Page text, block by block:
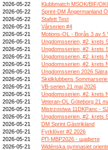
2026-05-22
Klubbmatch MSOK/BIF/
2026-05-22
Sprint-DM Ångermanland
2026-05-22
Stafett Test
2026-05-21
Vårserien #4
2026-05-21
Motions-OL - Borås 3 av 5
2026-05-21
Ungdomsserien, #2, krets
2026-05-21
Ungdomsserien, #2, krets
2026-05-21
Ungdomsserien, #2, krets
2026-05-21
Ungdomsserien, #2, krets
2026-05-21
Ungdomsserien 2026 Sätra
2026-05-21
Skidklubbens
2026-05-21
VB-serien 21 maj 2026
2026-05-21
Ungdomsserien, #2, krets
2026-05-21
Veteran-OL Göteborg 21
2026-05-21
Mistrzostwa 11DKPanc -
2026-05-21
Ungdomsserien, #2, krets
2026-05-21
DM Sprint Gästrikland
2026-05-21
Fyrklöver #2 2026
2026-05-21
РП-МВР2026 - щафети
2026-05-21
Widénska gymnasiet